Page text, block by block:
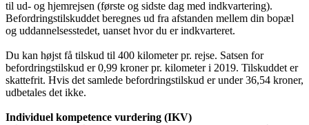
til ud- og hjemrejsen (første og sidste dag med indkvartering).
Befordringstilskuddet beregnes ud fra afstanden mellem din bopæl
og uddannelsesstedet, uanset hvor du er indkvarteret.
Du kan højst få tilskud til 400 kilometer pr. rejse. Satsen for
befordringstilskud er 0,99 kroner pr. kilometer i 2019. Tilskuddet er
skattefrit. Hvis det samlede befordringstilskud er under 36,54 kroner,
udbetales det ikke.
Individuel kompetence vurdering (IKV)